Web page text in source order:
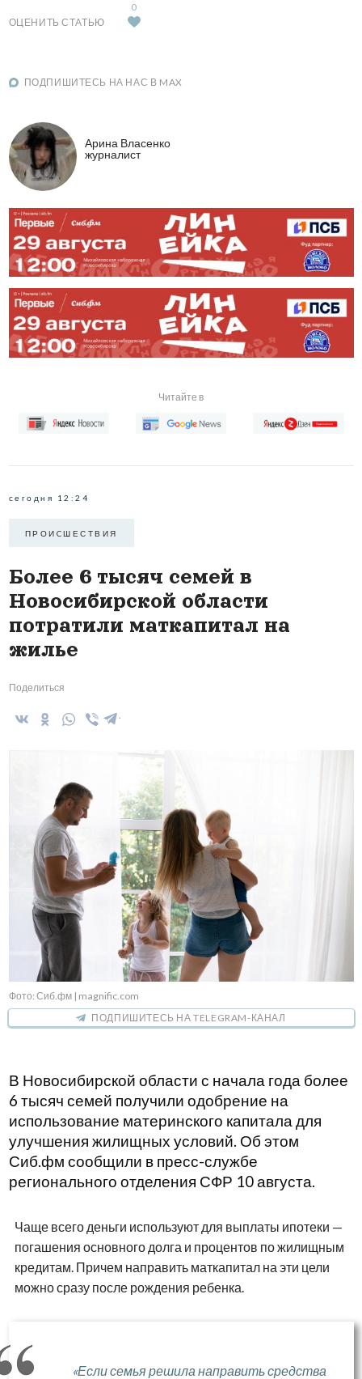
ОЦЕНИТЬ СТАТЬЮ
0
ПОДПИШИТЕСЬ НА НАС В MAX
Арина Власенко
журналист
Читайте в
сегодня 12:24
ПРОИCШЕСТВИЯ
Более 6 тысяч семей в
Новосибирской области
потратили маткапитал на
жилье
Поделиться
Фото: Сиб.фм | magnific.com
ПОДПИШИТЕСЬ НА TELEGRAM-КАНАЛ
В Новосибирской области с начала года более
6 тысяч семей получили одобрение на
использование материнского капитала для
улучшения жилищных условий. Об этом
Сиб.фм сообщили в пресс-службе
регионального отделения СФР 10 августа.
Чаще всего деньги используют для выплаты ипотеки —
погашения основного долга и процентов по жилищным
кредитам. Причем направить маткапитал на эти цели
можно сразу после рождения ребенка.
«Если семья решила направить средства